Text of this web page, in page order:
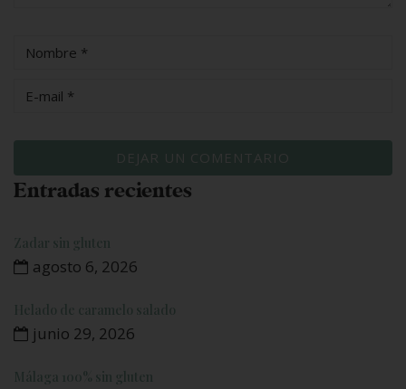
Entradas recientes
Zadar sin gluten
agosto 6, 2026
Helado de caramelo salado
junio 29, 2026
Málaga 100% sin gluten